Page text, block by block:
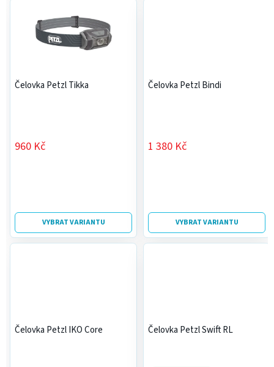
Čelovka Petzl Tikka
960 Kč
VYBRAT VARIANTU
Čelovka Petzl Bindi
1 380 Kč
VYBRAT VARIANTU
Čelovka Petzl IKO Core Čelovka Petzl Swift RL